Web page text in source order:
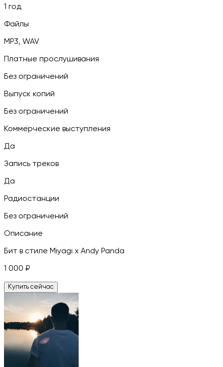
1 год
Файлы
MP3, WAV
Платные прослушивания
Без ограничений
Выпуск копий
Без ограничений
Коммерческие выступления
Да
Запись треков
Да
Радиостанции
Без ограничений
Описание
Бит в стиле Miyagi x Andy Panda
1 000 ₽
Купить сейчас